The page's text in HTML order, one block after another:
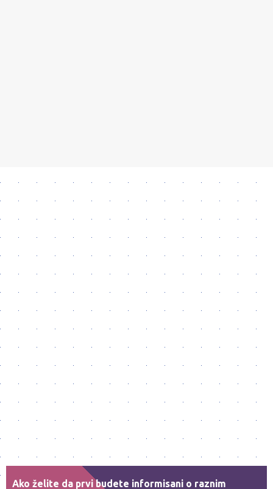
Ako želite da prvi budete informisani o raznim